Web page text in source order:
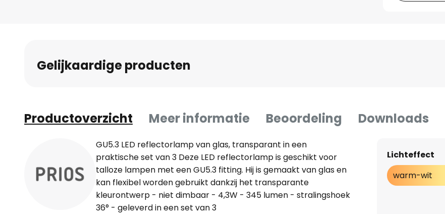
Gelijkaardige producten
Productoverzicht Meer informatie Beoordeling Downloads
GU5.3 LED reflectorlamp van glas, transparant in een
praktische set van 3 Deze LED reflectorlamp is geschikt voor
talloze lampen met een GU5.3 fitting. Hij is gemaakt van glas en
kan flexibel worden gebruikt dankzij het transparante
kleurontwerp - niet dimbaar - 4,3W - 345 lumen - stralingshoek
36° - geleverd in een set van 3
Lichteffect
warm-wit